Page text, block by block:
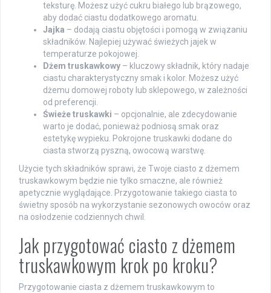
teksturę. Możesz użyć cukru białego lub brązowego,
aby dodać ciastu dodatkowego aromatu.
Jajka – dodają ciastu objętości i pomogą w związaniu
składników. Najlepiej używać świeżych jajek w
temperaturze pokojowej.
Dżem truskawkowy – kluczowy składnik, który nadaje
ciastu charakterystyczny smak i kolor. Możesz użyć
dżemu domowej roboty lub sklepowego, w zależności
od preferencji.
Świeże truskawki – opcjonalnie, ale zdecydowanie
warto je dodać, ponieważ podniosą smak oraz
estetykę wypieku. Pokrojone truskawki dodane do
ciasta stworzą pyszną, owocową warstwę.
Użycie tych składników sprawi, że Twoje ciasto z dżemem
truskawkowym będzie nie tylko smaczne, ale również
apetycznie wyglądające. Przygotowanie takiego ciasta to
świetny sposób na wykorzystanie sezonowych owoców oraz
na osłodzenie codziennych chwil.
Jak przygotować ciasto z dżemem
truskawkowym krok po kroku?
Przygotowanie ciasta z dżemem truskawkowym to